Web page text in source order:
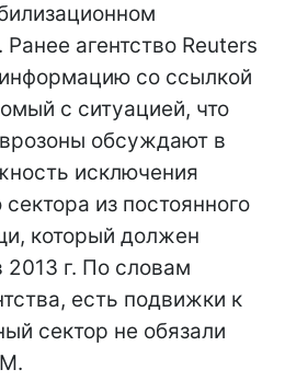
агентство Reuters
со ссылкой
с ситуацией, что
обсуждают в
исключения
из постоянного
который должен
2013 г. По словам
есть подвижки к
сектор не обязали